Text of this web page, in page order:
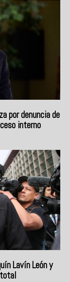
por denuncia de
interno
Lavín León y